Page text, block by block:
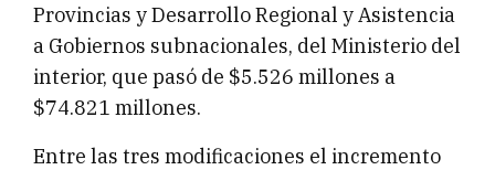
Provincias y Desarrollo Regional y Asistencia
a Gobiernos subnacionales, del Ministerio del
interior, que pasó de $5.526 millones a
$74.821 millones.
Entre las tres modificaciones el incremento